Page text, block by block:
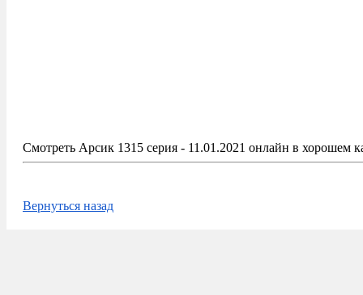
Смотреть Арсик 1315 серия - 11.01.2021 онлайн в хорошем
Вернуться назад